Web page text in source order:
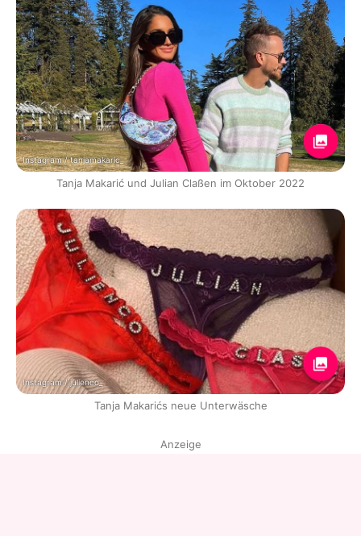
Instagram / tanjamakaric_
Tanja Makarić und Julian Claßen im Oktober 2022
Instagram / julienco_
Tanja Makarićs neue Unterwäsche
Anzeige